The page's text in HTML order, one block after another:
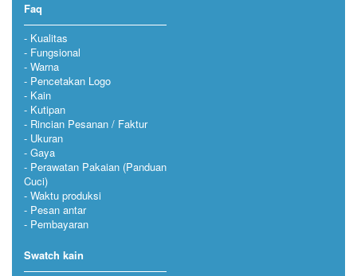
Faq
Kualitas
Fungsional
Warna
Pencetakan Logo
Kain
Kutipan
Rincian Pesanan / Faktur
Ukuran
Gaya
Perawatan Pakaian (Panduan
Cuci)
Waktu produksi
Pesan antar
Pembayaran
Swatch kain